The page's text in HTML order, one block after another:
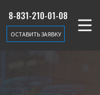
8-831-210-01-08
ОСТАВИТЬ ЗАЯВКУ